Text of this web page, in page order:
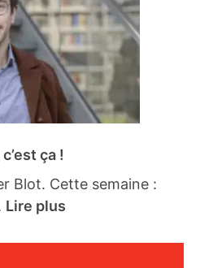
ça !
Blot. Cette semaine :
Lire plus